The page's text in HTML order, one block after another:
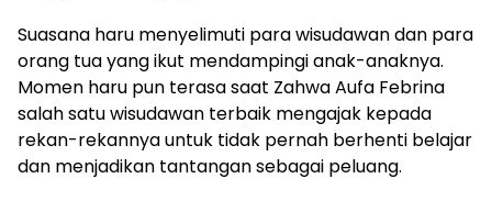
Suasana haru menyelimuti para wisudawan dan para
orang tua yang ikut mendampingi anak-anaknya.
Momen haru pun terasa saat Zahwa Aufa Febrina
salah satu wisudawan terbaik mengajak kepada
rekan-rekannya untuk tidak pernah berhenti belajar
dan menjadikan tantangan sebagai peluang.